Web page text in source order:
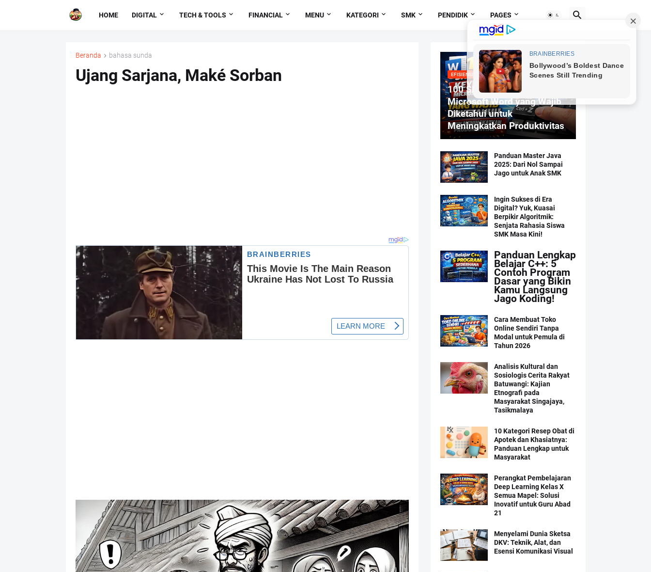
HOME DIGITAL TECH & TOOLS FINANCIAL MENU KATEGORI SMK PENDIDIK PAGES
Beranda bahasa sunda
Ujang Sarjana, Maké Sorban EFISIENSI MENGETIK
100 Shortcut Keyboard
Microsoft Word yang Wajib
Diketahui untuk
Meningkatkan Produktivitas
Panduan Master Java
2025: Dari Nol Sampai
Jago untuk Anak SMK
Ingin Sukses di Era
Digital? Yuk, Kuasai
Berpikir Algoritmik:
Senjata Rahasia Siswa
SMK Masa Kini!
Panduan Lengkap
Belajar C++: 5
Contoh Program
Dasar yang Bikin
Kamu Langsung
Jago Koding!
Cara Membuat Toko
Online Sendiri Tanpa
Modal untuk Pemula di
Tahun 2026
Analisis Kultural dan
Sosiologis Cerita Rakyat
Batuwangi: Kajian
Etnografi pada
Masyarakat Singajaya,
Tasikmalaya
10 Kategori Resep Obat di
Apotek dan Khasiatnya:
Panduan Lengkap untuk
Masyarakat
Perangkat Pembelajaran
Deep Learning Kelas X
Semua Mapel: Solusi
Inovatif untuk Guru Abad
21
Menyelami Dunia Sketsa
DKV: Teknik, Alat, dan
Esensi Komunikasi Visual